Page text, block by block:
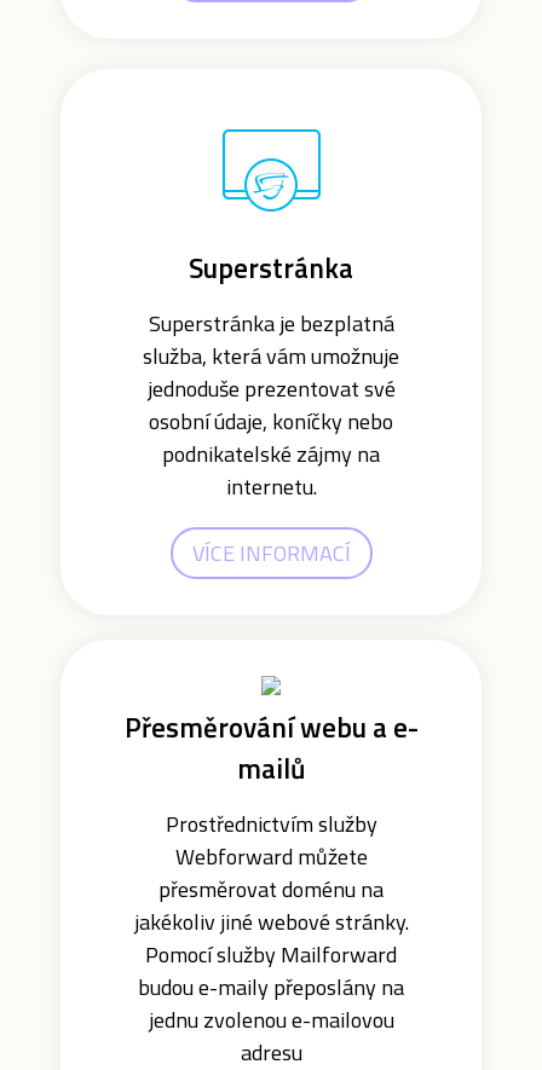
Superstránka
Superstránka je bezplatná
služba, která vám umožnuje
jednoduše prezentovat své
osobní údaje, koníčky nebo
podnikatelské zájmy na
internetu.
VÍCE INFORMACÍ
Přesměrování webu a e-
mailů
Prostřednictvím služby
Webforward můžete
přesměrovat doménu na
jakékoliv jiné webové stránky.
Pomocí služby Mailforward
budou e-maily přeposlány na
jednu zvolenou e-mailovou
adresu